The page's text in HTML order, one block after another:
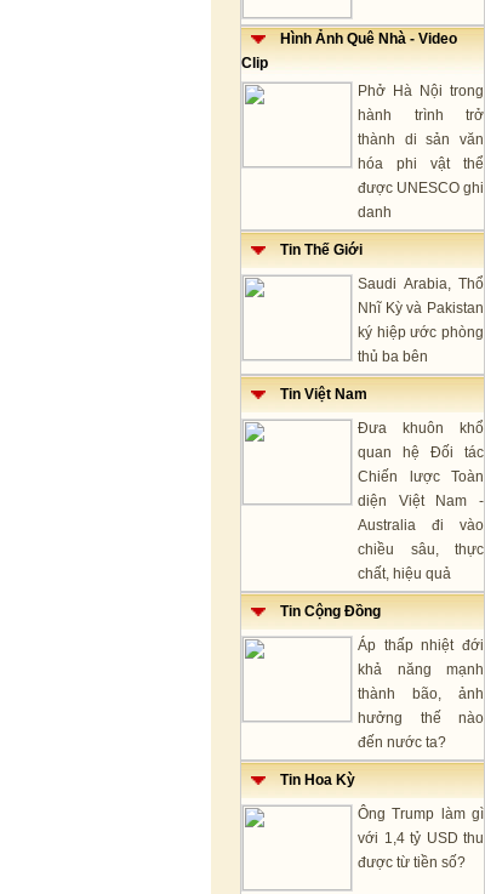
Hình Ảnh Quê Nhà - Video
Clip
Phở Hà Nội trong
hành trình trở
thành di sản văn
hóa phi vật thể
được UNESCO ghi
danh
Tin Thế Giới
Saudi Arabia, Thổ
Nhĩ Kỳ và Pakistan
ký hiệp ước phòng
thủ ba bên
Tin Việt Nam
Đưa khuôn khổ
quan hệ Đối tác
Chiến lược Toàn
diện Việt Nam -
Australia đi vào
chiều sâu, thực
chất, hiệu quả
Tin Cộng Đồng
Áp thấp nhiệt đới
khả năng mạnh
thành bão, ảnh
hưởng thế nào
đến nước ta?
Tin Hoa Kỳ
Ông Trump làm gì
với 1,4 tỷ USD thu
được từ tiền số?